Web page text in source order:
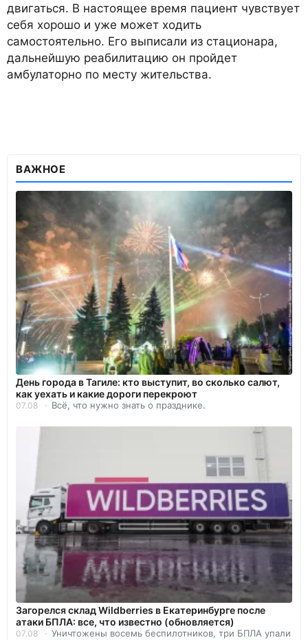
двигаться. В настоящее время пациент чувствует
себя хорошо и уже может ходить
самостоятельно. Его выписали из стационара,
дальнейшую реабилитацию он пройдет
амбулаторно по месту жительства.
ВАЖНОЕ
День города в Тагиле: кто выступит, во сколько салют,
как уехать и какие дороги перекроют
07.08 Всё, что нужно знать о празднике.
Загорелся склад Wildberries в Екатеринбурге после
атаки БПЛА: все, что известно (обновляется)
07.08
Уничтожены восемь беспилотников, три БПЛА упали